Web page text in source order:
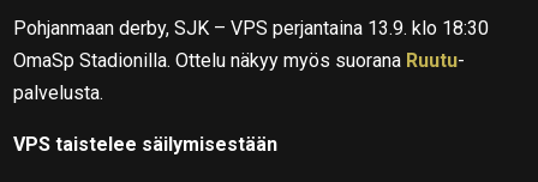
Pohjanmaan derby, SJK – VPS perjantaina 13.9. klo 18:30
OmaSp Stadionilla. Ottelu näkyy myös suorana Ruutu-
palvelusta.
VPS taistelee säilymisestään